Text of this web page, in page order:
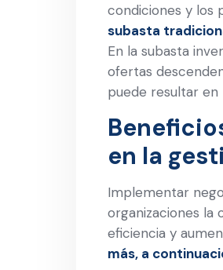
condiciones y los
subasta
En la subasta
ofertas
puede resultar
en la
Implementar
organizaciones
eficiencia y
más, a